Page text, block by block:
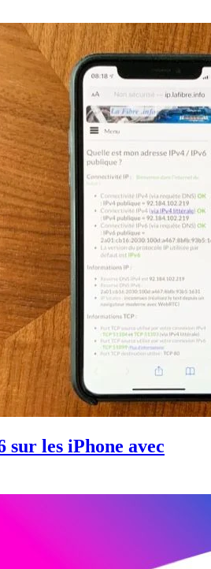
les iPhone avec